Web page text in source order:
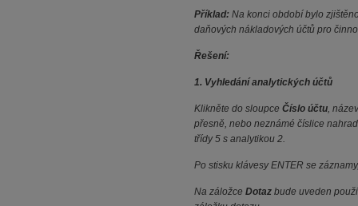
Příklad: Na konci období bylo
daňových nákladových účtů pro
Řešení:
1. Vyhledání analytických účtů
Klikněte do sloupce Číslo účtu,
přesně, nebo neznámé číslice
třídy 5 s analytikou 2.
Po stisku klávesy ENTER se
Na záložce Dotaz bude uveden